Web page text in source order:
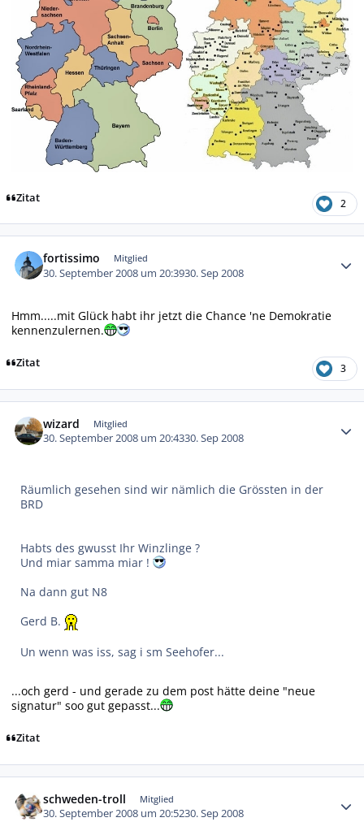
Zitat 2
fortissimo Mitglied
30. September 2008 um 20:3930. Sep 2008
Hmm.....mit Glück habt ihr jetzt die Chance 'ne Demokratie
kennenzulernen.
Zitat 3
wizard Mitglied
30. September 2008 um 20:4330. Sep 2008
Räumlich gesehen sind wir nämlich die Grössten in der
BRD
Habts des gwusst Ihr Winzlinge ?
Und miar samma miar !
Na dann gut N8
Gerd B.
Un wenn was iss, sag i sm Seehofer...
...och gerd - und gerade zu dem post hätte deine "neue
signatur" soo gut gepasst...
Zitat
schweden-troll Mitglied
30. September 2008 um 20:5230. Sep 2008